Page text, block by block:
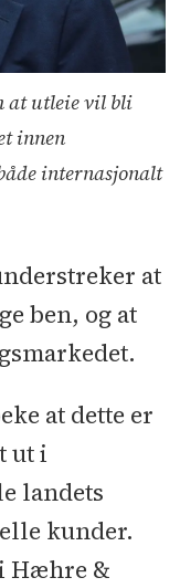
at utleie vil bli
innen
internasjonalt
at
ben, og at
at dette er
ut i
landets
kunder.
Hæhre &